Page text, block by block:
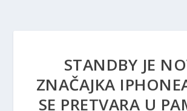
STANDBY JE
ZNAČAJKA
SE PRETVARA U